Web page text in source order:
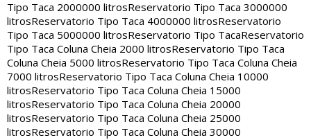
Tipo Taca 2000000 litrosReservatorio Tipo Taca 3000000
litrosReservatorio Tipo Taca 4000000 litrosReservatorio
Tipo Taca 5000000 litrosReservatorio Tipo TacaReservatorio
Tipo Taca Coluna Cheia 2000 litrosReservatorio Tipo Taca
Coluna Cheia 5000 litrosReservatorio Tipo Taca Coluna Cheia
7000 litrosReservatorio Tipo Taca Coluna Cheia 10000
litrosReservatorio Tipo Taca Coluna Cheia 15000
litrosReservatorio Tipo Taca Coluna Cheia 20000
litrosReservatorio Tipo Taca Coluna Cheia 25000
litrosReservatorio Tipo Taca Coluna Cheia 30000